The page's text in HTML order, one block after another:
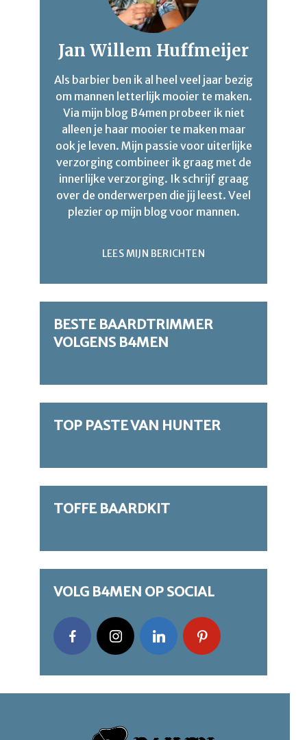
Jan Willem Huffmeijer
Als barbier ben ik al heel veel jaar bezig
om mannen letterlijk mooier te maken.
Via mijn blog B4men probeer ik niet
alleen je haar mooier te maken maar
ook je leven. Mijn passie voor uiterlijke
verzorging combineer ik graag met de
innerlijke verzorging. Ik schrijf graag
over de onderwerpen die jij leest. Veel
plezier op mijn blog voor mannen.
LEES MIJN BERICHTEN
BESTE BAARDTRIMMER
VOLGENS B4MEN
TOP PASTE VAN HUNTER
TOFFE BAARDKIT
VOLG B4MEN OP SOCIAL